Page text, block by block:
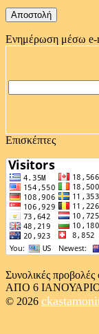
Ενημέρωση μέσω e-
Επισκέπτες
Συνολικές προβολές
ΑΠΟ 6
© 2026